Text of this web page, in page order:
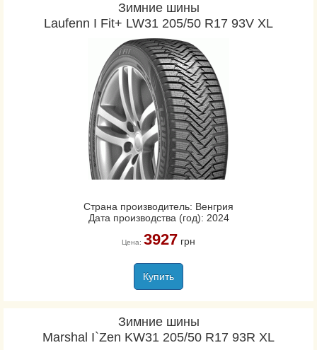
Зимние шины
Laufenn I Fit+ LW31 205/50 R17 93V XL
Страна производитель: Венгрия
Дата производства (год): 2024
Цена: 3927грн
Купить
Зимние шины
Marshal I`Zen KW31 205/50 R17 93R XL